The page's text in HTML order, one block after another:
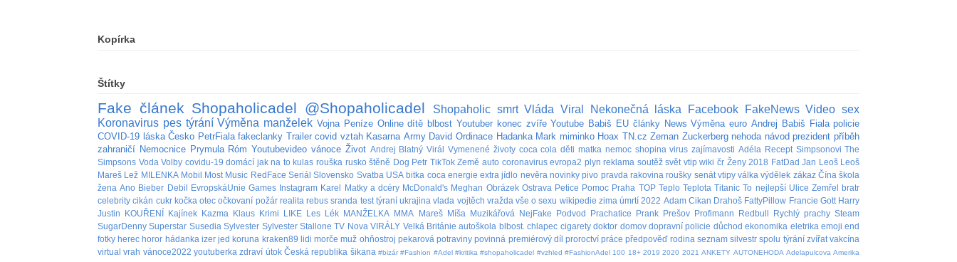
Kopírka
Štítky
Fake článek Shopaholicadel @Shopaholicadel Shopaholic smrt Vláda Viral Nekonečná láska Facebook FakeNews Video sex
Koronavirus pes týrání Výměna manželek Vojna Peníze Online dítě blbost Youtuber konec zvíře Youtube Babiš EU články News Výměna euro Andrej Babiš Fiala policie
COVID-19 láska Česko PetrFiala fakeclanky Trailer covid vztah Kasarna Army David Ordinace Hadanka Mark miminko Hoax TN.cz Zeman Zuckerberg nehoda návod prezident příběh
zahraničí Nemocnice Prymula Róm Youtubevideo vánoce Život Andrej Blatný Virál Vymenené životy coca cola děti matka nemoc shopina virus zajímavosti Adéla Recept Simpsonovi The
Simpsons Voda Volby covidu-19 domácí jak na to kulas rouška rusko štěně Dog Petr TikTok Země auto coronavirus evropa2 plyn reklama soutěž svět vtip wiki čr Ženy 2018 FatDad Jan Leoš
Leoš
Mareš
Lež MILENKA Mobil Most Music RedFace Seriál Slovensko Svatba USA bitka coca energie extra jídlo nevěra novinky pivo pravda rakovina roušky senát vtipy válka výdělek zákaz Čína škola
žena Ano Bieber Debil EvropskáUnie Games Instagram Karel Matky a dcéry McDonald's Meghan Obrázek Ostrava Petice Pomoc Praha TOP Teplo Teplota Titanic To nejlepší Ulice Zemřel
bratr
celebrity cikán cukr kočka otec očkovaní požár realita rebus sranda test týraní ukrajina vlada vojtěch vražda vše o sexu wikipedie zima úmrtí 2022 Adam Cikan Drahoš FattyPillow Francie Gott Harry
Justin
KOUŘENÍ Kajínek Kazma Klaus Krimi LIKE Les Lék MANŽELKA MMA Mareš Míša Muzikářová NejFake Podvod Prachatice Prank Prešov Profimann Redbull Rychlý prachy Steam
SugarDenny Superstar Susedia Sylvester Sylvester Stallone TV Nova VIRÁLY Velká Británie autoškola blbost. chlapec cigarety doktor domov dopravní policie důchod ekonomika eletrika emoji end
fotky herec horor hádanka izer jed koruna kraken89 lidi morče muž ohňostroj pekarová potraviny povinná premiérový díl proroctví práce předpověď rodina seznam silvestr spolu týrání zvířat vakcína
virtual vrah vánoce2022 youtuberka zdraví útok Česká republika šikana #bizár #Fashion #Adel #kritika #shopaholicadel #vzhled #FashionAdel 100 18+ 2019 2020 2021 ANKETY AUTONEHODA Adelapulcova Amerika